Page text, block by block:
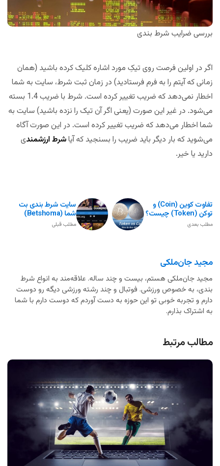
بررسی ضرایب شرط بندی
اگر در اولین فرصت روی تیکِ مورد اشاره کلیک کرده باشید (همان
زمانی که آیتم را به فرم فرستادید) در زمان ثبت شرط، سایت به شما
اخطار نمی‌دهد که ضریب تغییر کرده است. شرط با ضریب 1.4 بسته
می‌شود. در غیر این صورت (یعنی اگر آن تیک را نزده باشید) سایت به
شما اخطار می‌دهد که ضریب تغییر کرده است. در این صورت آگاه
می‌شوید که بار دیگر باید ضریب را بسنجید که آیاشرط ارزشمندی
دارید یا خیر.
سایت شرط بندی بت
شما (Betshoma)
مطلب قبلی
تفاوت کوین (Coin) و
توکن (Token) چیست؟
مطلب بعدی
مجید جان‌ملکی
مجید جان‌ملکی هستم، بیست و چند ساله. علاقه‌مند به انواع شرط
بندی، به خصوص ورزشی. فوتبال و چند رشته ورزشی دیگه رو دوست
دارم و تجربه خوبی تو این حوزه به دست آوردم که دوست دارم با شما
به اشتراک بذارم.
مطالب مرتبط